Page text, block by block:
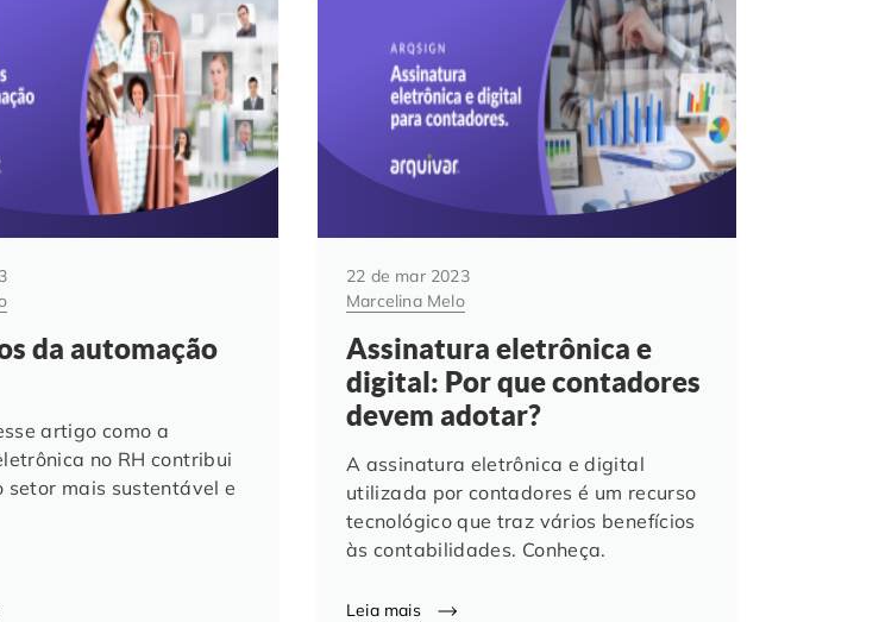
da automação
artigo como a
no RH contribui
setor mais sustentável e
22 de mar 2023
Marcelina Melo
Assinatura eletrônica e
digital: Por que contadores
devem adotar?
A assinatura eletrônica e digital
utilizada por contadores é um recurso
tecnológico que traz vários benefícios
às contabilidades. Conheça.
Leia mais